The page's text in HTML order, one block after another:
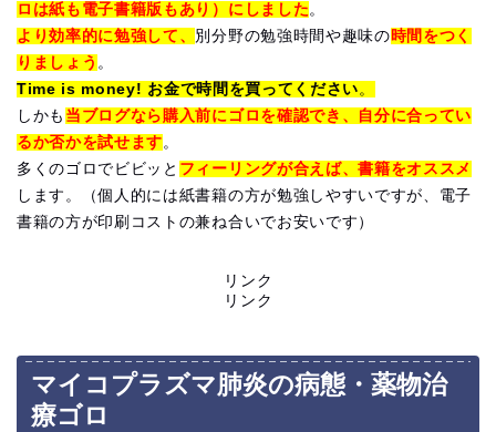
ロは紙も電子書籍版もあり）にしました。
より効率的に勉強して、 別分野の勉強時間や趣味の時間をつく
りましょう 。
Time is money! お金で時間を買ってください。
しかも 当ブログなら購入前にゴロを確認でき、自分に合ってい
るか否かを試せます。
多くのゴロでビビッと フィーリングが合えば、書籍をオススメ
します。（個人的には紙書籍の方が勉強しやすいですが、電子
書籍の方が印刷コストの兼ね合いでお安いです）
リンク
リンク
マイコプラズマ肺炎の病態・薬物治
療ゴロ